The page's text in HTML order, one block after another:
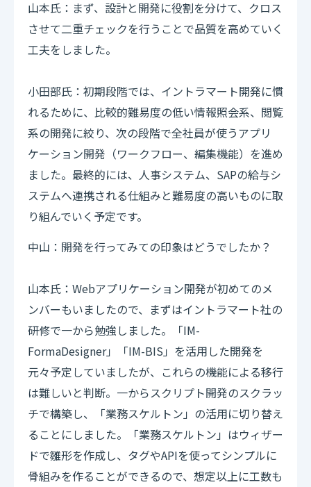
山本氏：まず、設計と開発に役割を分けて、クロス
させて二重チェックを行うことで品質を高めていく
工夫をしました。
小田部氏：初期段階では、イントラマート開発に慣
れるために、比較的難易度の低い情報照会系、閲覧
系の開発に絞り、次の段階で全社員が使うアプリ
ケーション開発（ワークフロー、編集機能）を進め
ました。最終的には、人事システム、SAPの給与シ
ステムへ連携される仕組みと難易度の高いものに取
り組んでいく予定です。
中山：開発を行ってみての印象はどうでしたか？
山本氏：Webアプリケーション開発が初めてのメ
ンバーもいましたので、まずはイントラマート社の
研修で一から勉強しました。「IM-
FormaDesigner」「IM-BIS」を活用した開発を
元々予定していましたが、これらの機能による移行
は難しいと判断。一からスクリプト開発のスクラッ
チで構築し、「業務スケルトン」の活用に切り替え
ることにしました。「業務スケルトン」はウィザー
ドで雛形を作成し、タグやAPIを使ってシンプルに
骨組みを作ることができるので、想定以上に工数も